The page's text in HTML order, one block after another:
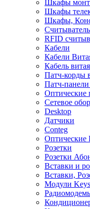
Шкафы
Шкафы
Шкафы,
RFID
Кабели
Кабели
Кабель
Патч-корды
Патч-
Оптические
Сетевое
Desktop
Датчики
Conteg
Оптические
Розетки
Розетки
Вставки и
Вставки,
Модули